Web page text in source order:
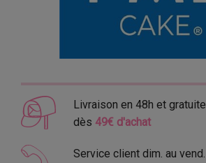
Livraison en 48h et gratuite
dès 49€ d'achat
Service client dim. au vend.